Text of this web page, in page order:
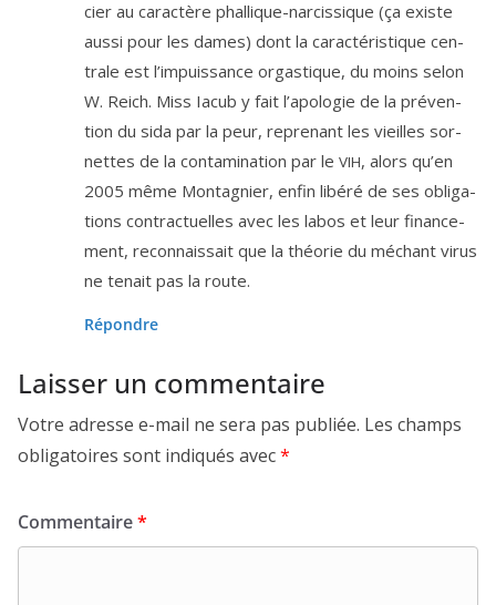
cier au carac­tère phal­lique-nar­cis­sique (ça existe
aus­si pour les dames) dont la carac­té­ris­tique cen­
trale est l’im­puis­sance orgas­tique, du moins selon
W. Reich. Miss Iacub y fait l’a­po­lo­gie de la pré­ven­
tion du sida par la peur, repre­nant les vieilles sor­
nettes de la conta­mi­na­tion par le VIH, alors qu’en
2005 même Montagnier, enfin libé­ré de ses obli­ga­
tions contrac­tuelles avec les labos et leur finan­ce­
ment, recon­nais­sait que la théo­rie du méchant virus
ne tenait pas la route.
Répondre
Laisser un commentaire
Votre adresse e-mail ne sera pas publiée. Les champs
obligatoires sont indiqués avec*
Commentaire*